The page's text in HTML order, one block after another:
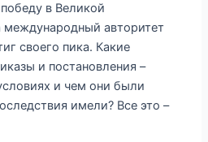
в Великой
международный авторитет
своего пика. Какие
и постановления –
и чем они были
имели? Все это –